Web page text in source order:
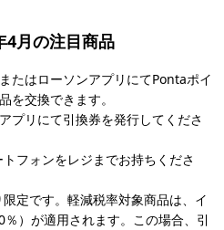
4月の注目商品
たはローソンアプリにてPontaポイ
を交換できます。
プリにて引換券を発行してくださ
フォンをレジまでお持ちくださ
定です。軽減税率対象商品は、イ
）が適用されます。この場合、引